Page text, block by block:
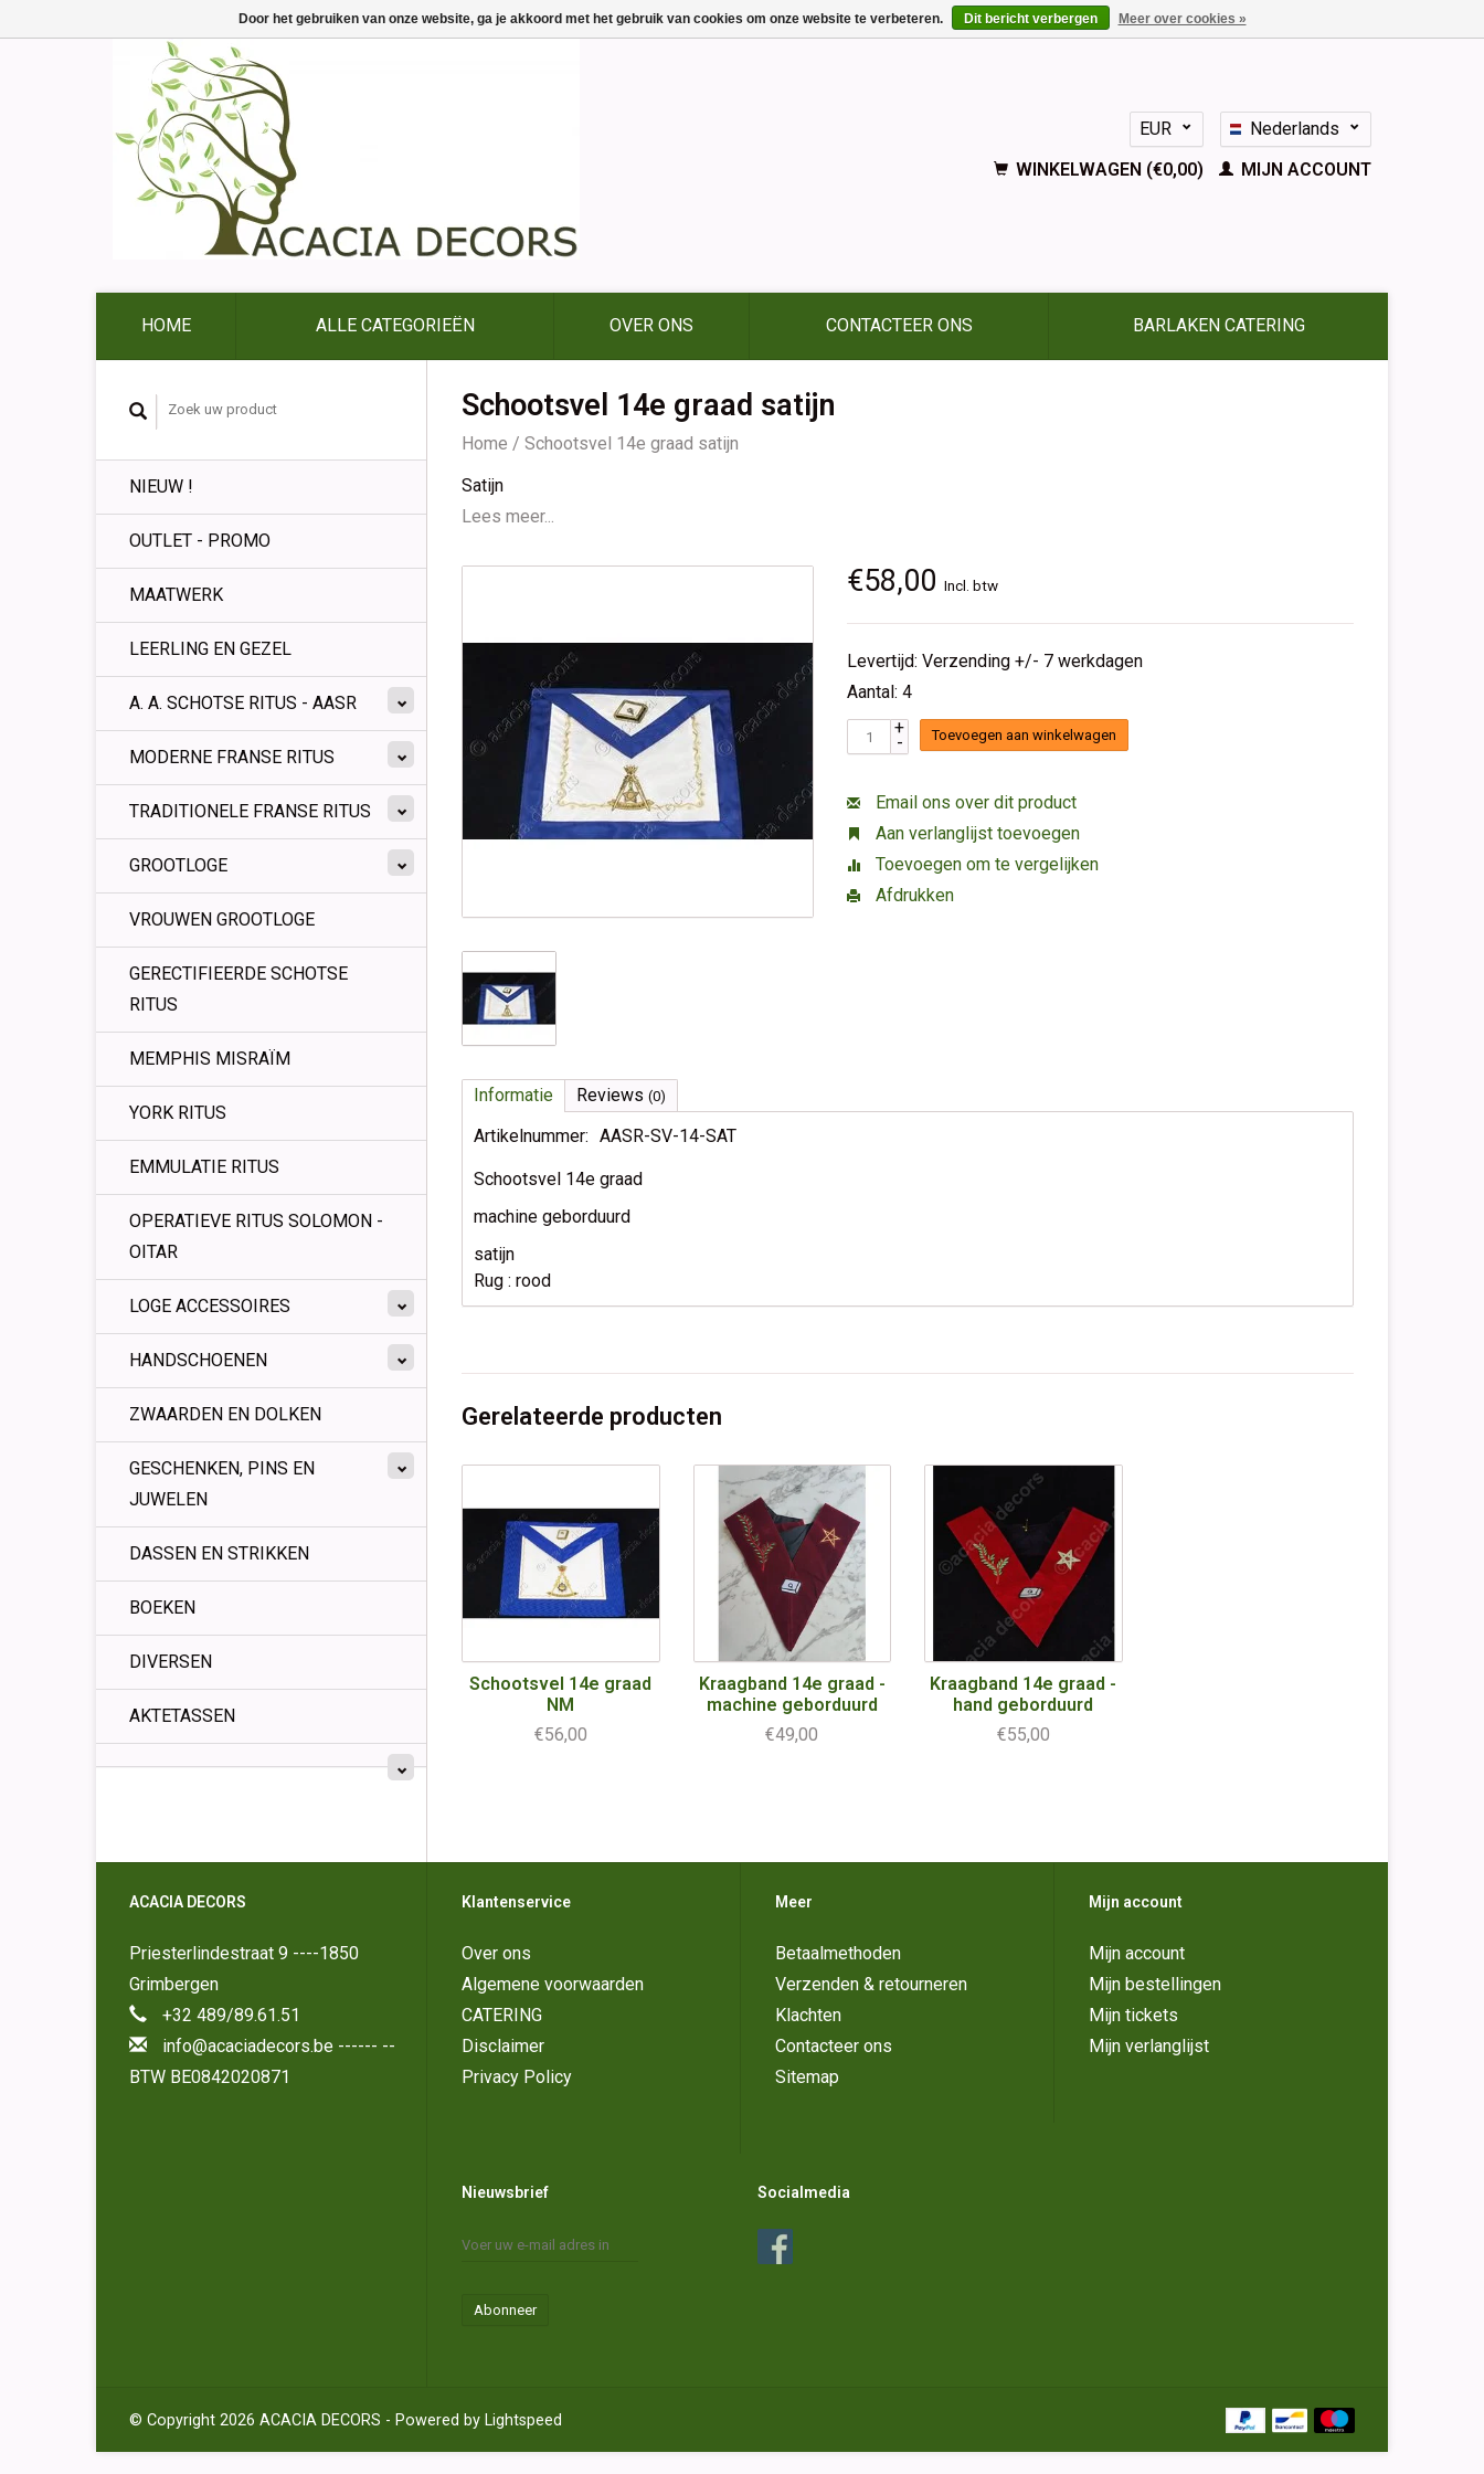
EUR
GBP
Nederlands
Deutsch
English
WINKELWAGEN (€0,00) MIJN ACCOUNT
HOME ALLE CATEGORIEËN OVER ONS CONTACTEER ONS BARLAKEN CATERING
NIEUW !
OUTLET - PROMO
MAATWERK
LEERLING EN GEZEL
A. A. SCHOTSE RITUS - AASR
MODERNE FRANSE RITUS
TRADITIONELE FRANSE RITUS
GROOTLOGE
VROUWEN GROOTLOGE
GERECTIFIEERDE SCHOTSE
RITUS
MEMPHIS MISRAÏM
YORK RITUS
EMMULATIE RITUS
OPERATIEVE RITUS SOLOMON -
OITAR
LOGE ACCESSOIRES
HANDSCHOENEN
ZWAARDEN EN DOLKEN
GESCHENKEN, PINS EN
JUWELEN
DASSEN EN STRIKKEN
BOEKEN
DIVERSEN
AKTETASSEN
Schootsvel 14e graad satijn
Home / Schootsvel 14e graad satijn
Satijn
Lees meer...
€58,00Incl. btw
Levertijd: Verzending +/- 7 werkdagen
Aantal: 4
+
- Toevoegen aan winkelwagen
Email ons over dit product
Aan verlanglijst toevoegen
Toevoegen om te vergelijken
Afdrukken
Informatie Reviews (0)
Artikelnummer: AASR-SV-14-SAT
Schootsvel 14e graad
machine geborduurd
satijn
Rug : rood
Gerelateerde producten
Schootsvel 14e graad
NM
€56,00
Kraagband 14e graad -
machine geborduurd
€49,00
Kraagband 14e graad -
hand geborduurd
€55,00
ACACIA DECORS
Priesterlindestraat 9 ----1850
Grimbergen
+32 489/89.61.51
info@acaciadecors.be ------ --
BTW BE0842020871
Klantenservice
Over ons
Algemene voorwaarden
CATERING
Disclaimer
Privacy Policy
Meer
Betaalmethoden
Verzenden & retourneren
Klachten
Contacteer ons
Sitemap
Mijn account
Mijn account
Mijn bestellingen
Mijn tickets
Mijn verlanglijst
Nieuwsbrief
Abonneer
Socialmedia
© Copyright 2026 ACACIA DECORS - Powered by Lightspeed
Door het gebruiken van onze website, ga je akkoord met het gebruik van cookies om onze website te verbeteren. Dit bericht verbergen Meer over cookies »